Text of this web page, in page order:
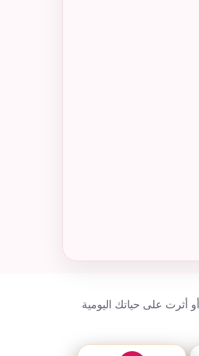
أثرت على حياتك اليومية